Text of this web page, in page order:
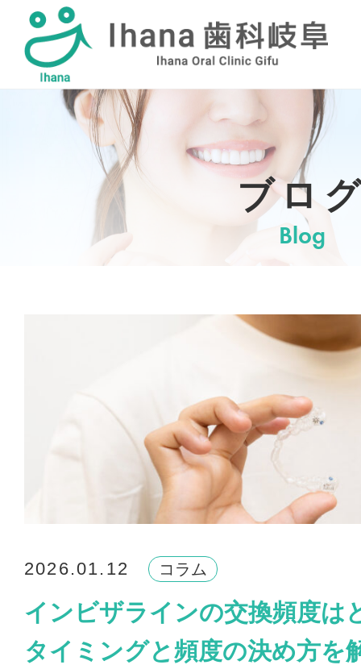
採用情報
ブロ
Blog
2026.01.12 コラム
インビザラインの交換頻度は
タイミングと頻度の決め方を